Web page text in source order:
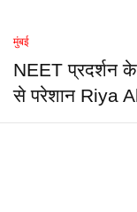
मुंबई
NEET प्रदर्शन
से परेशान Riya